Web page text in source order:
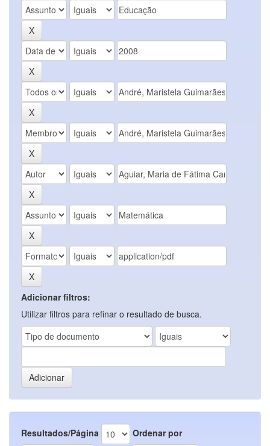
Adicionar filtros:
Utilizar filtros para refinar o resultado de busca.
Resultados/Página Ordenar por